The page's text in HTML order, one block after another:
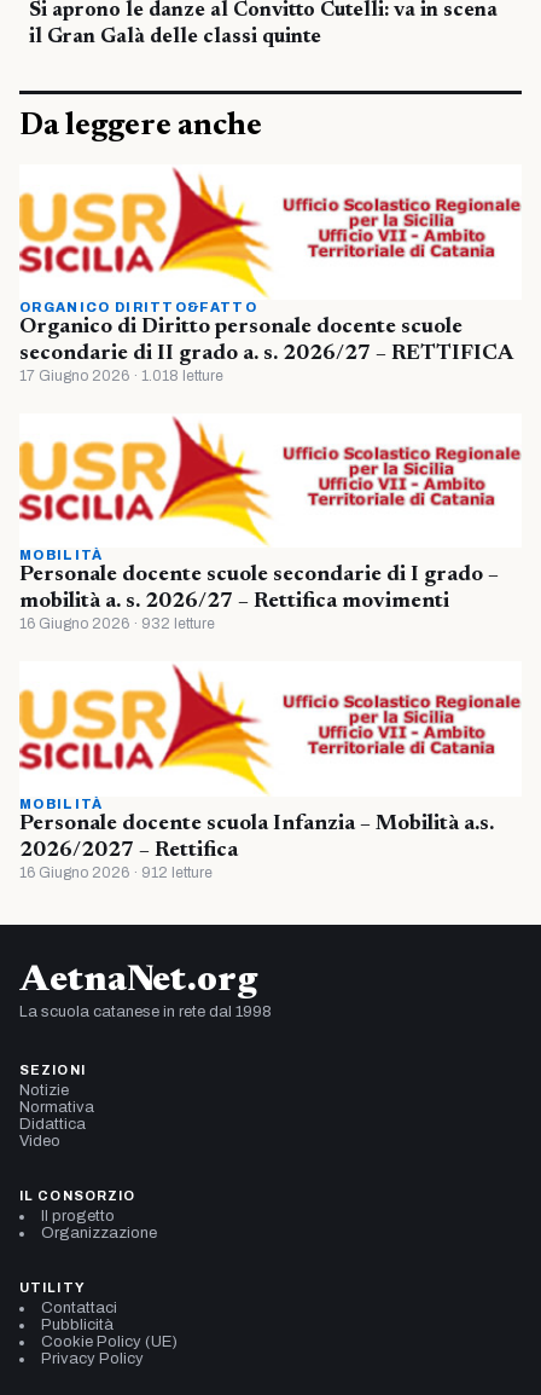
Si aprono le danze al Convitto Cutelli: va in scena
il Gran Galà delle classi quinte
Da leggere anche
ORGANICO DIRITTO&FATTO
Organico di Diritto personale docente scuole
secondarie di II grado a. s. 2026/27 – RETTIFICA
17 Giugno 2026 · 1.018 letture
MOBILITÀ
Personale docente scuole secondarie di I grado –
mobilità a. s. 2026/27 – Rettifica movimenti
16 Giugno 2026 · 932 letture
MOBILITÀ
Personale docente scuola Infanzia – Mobilità a.s.
2026/2027 – Rettifica
16 Giugno 2026 · 912 letture
AetnaNet.org
La scuola catanese in rete dal 1998
SEZIONI
Notizie
Normativa
Didattica
Video
IL CONSORZIO
Il progetto
Organizzazione
UTILITY
Contattaci
Pubblicità
Cookie Policy (UE)
Privacy Policy